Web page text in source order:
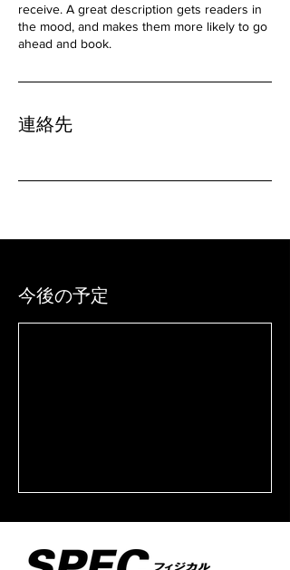
receive. A great description gets readers in
the mood, and makes them more likely to go
ahead and book.
連絡先
今後の予定